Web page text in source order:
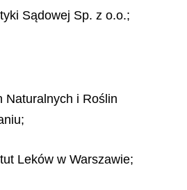
Sądowej Sp. z o.o.;
Naturalnych i Roślin
Leków w Warszawie;